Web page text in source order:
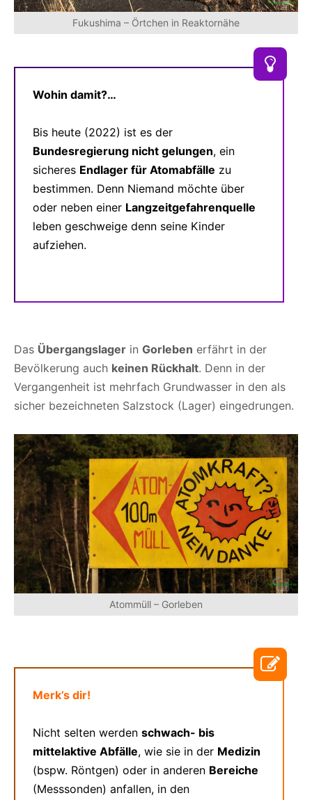
Fukushima – Örtchen in Reaktornähe
Wohin damit?…
Bis heute (2022) ist es der
Bundesregierung nicht gelungen, ein
sicheres Endlager für Atomabfälle zu
bestimmen. Denn Niemand möchte über
oder neben einer Langzeitgefahrenquelle
leben geschweige denn seine Kinder
aufziehen.
Das Übergangslager in Gorleben erfährt in der
Bevölkerung auch keinen Rückhalt. Denn in der
Vergangenheit ist mehrfach Grundwasser in den als
sicher bezeichneten Salzstock (Lager) eingedrungen.
Atommüll – Gorleben
Merk’s dir!
Nicht selten werden schwach- bis
mittelaktive Abfälle, wie sie in der Medizin
(bspw. Röntgen) oder in anderen Bereiche
(Messsonden) anfallen, in den